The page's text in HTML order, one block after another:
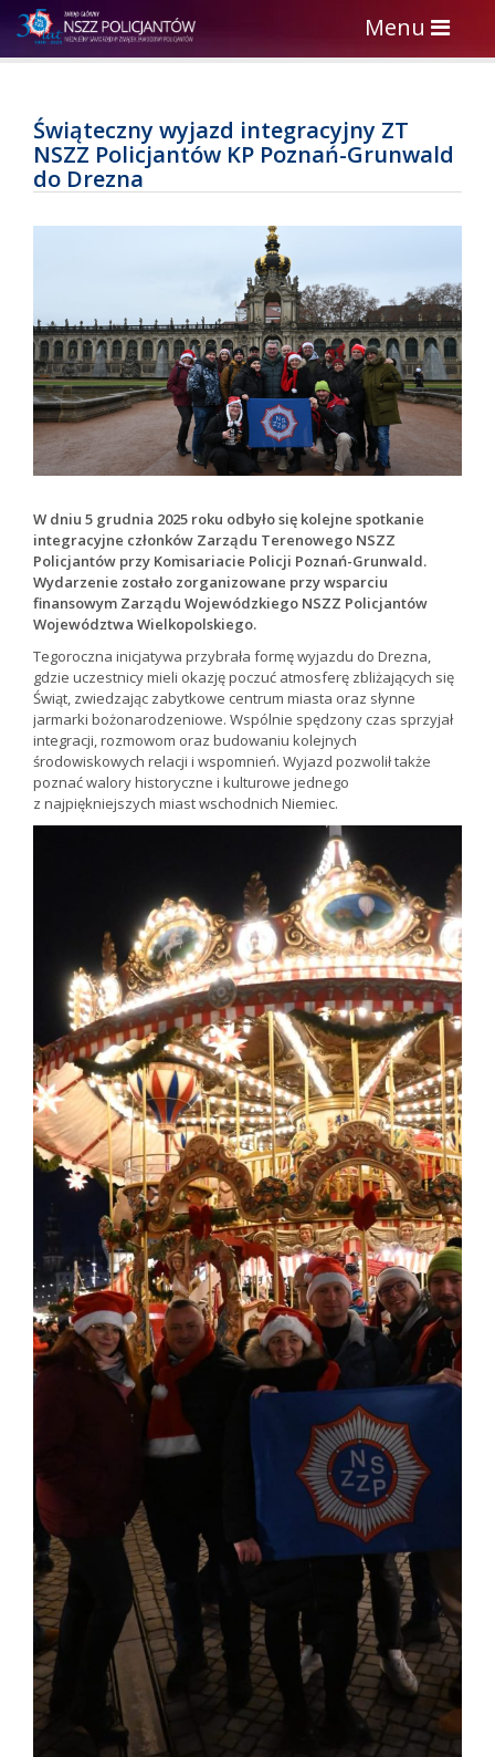
Toggle
navigation
Menu
Świąteczny wyjazd integracyjny ZT
NSZZ Policjantów KP Poznań-Grunwald
do Drezna
W dniu 5 grudnia 2025 roku odbyło się kolejne spotkanie
integracyjne członków Zarządu Terenowego NSZZ
Policjantów przy Komisariacie Policji Poznań-Grunwald.
Wydarzenie zostało zorganizowane przy wsparciu
finansowym Zarządu Wojewódzkiego NSZZ Policjantów
Województwa Wielkopolskiego.
Tegoroczna inicjatywa przybrała formę wyjazdu do Drezna,
gdzie uczestnicy mieli okazję poczuć atmosferę zbliżających się
Świąt, zwiedzając zabytkowe centrum miasta oraz słynne
jarmarki bożonarodzeniowe. Wspólnie spędzony czas sprzyjał
integracji, rozmowom oraz budowaniu kolejnych
środowiskowych relacji i wspomnień. Wyjazd pozwolił także
poznać walory historyczne i kulturowe jednego
z najpiękniejszych miast wschodnich Niemiec.